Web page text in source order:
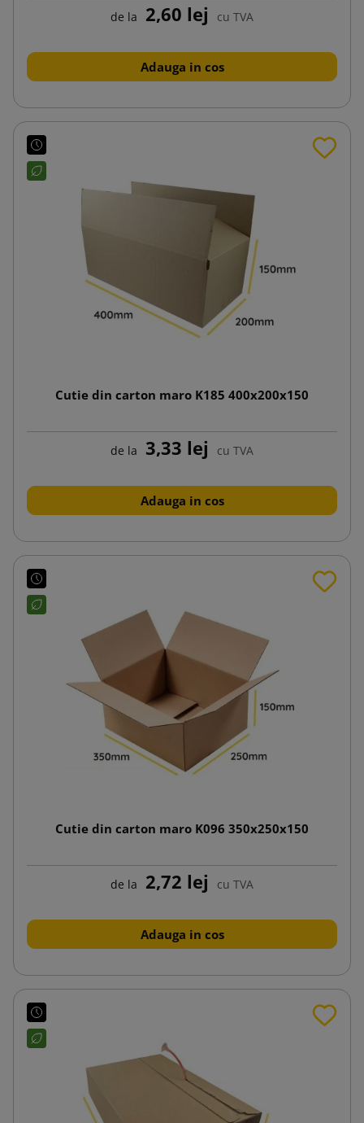
de la 2,60 lej cu TVA
Adauga in cos
Cutie din carton maro K185 400x200x150
de la 3,33 lej cu TVA
Adauga in cos
Cutie din carton maro K096 350x250x150
de la 2,72 lej cu TVA
Adauga in cos